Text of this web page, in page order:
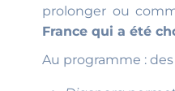
prolonger ou
France qui a été
Au programme :